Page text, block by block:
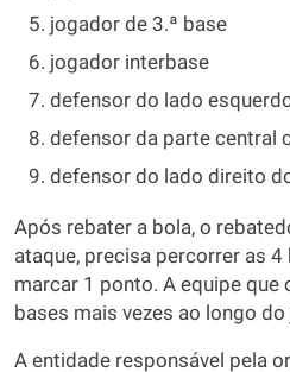
jogador de 3.ª base
jogador interbase
defensor do lado
defensor da parte central
defensor do lado direito
Após rebater a bola, o
ataque, precisa percorrer as
marcar 1 ponto. A equipe que
bases mais vezes ao longo do
A entidade responsável pela